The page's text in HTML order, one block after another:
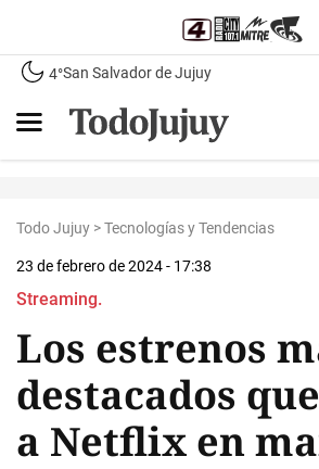
4°San Salvador de Jujuy
Todo Jujuy >Tecnologías y Tendencias
23 de febrero de 2024 - 17:38
Streaming.
Los estrenos
destacados
a Netflix en